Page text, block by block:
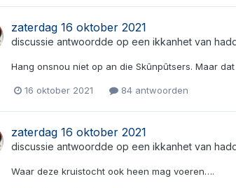
zaterdag 16 oktober 2021
discussie antwoordde op een ikkanhet van
Hang onsnou niet op an die Skûnpûtsers. Maar
16 oktober 2021 84 antwoorden
zaterdag 16 oktober 2021
discussie antwoordde op een ikkanhet van
Waar deze kruistocht ook heen mag voeren….